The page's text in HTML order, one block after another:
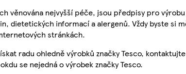
věnována nejvyšší péče, jsou předpisy pro
dietetických informací a alergenů. Vždy byste si
stránkách.
radu ohledně výrobků značky Tesco,
se nejedná o výrobek značky Tesco.